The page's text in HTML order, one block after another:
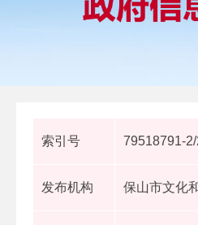
索引号 79518791-
发布机构 保山市文化